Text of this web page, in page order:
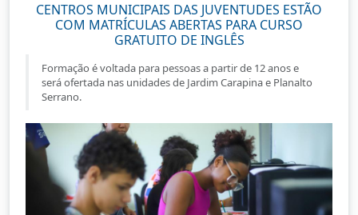
CENTROS MUNICIPAIS DAS JUVENTUDES ESTÃO
COM MATRÍCULAS ABERTAS PARA CURSO
GRATUITO DE INGLÊS
Formação é voltada para pessoas a partir de 12 anos e
será ofertada nas unidades de Jardim Carapina e Planalto
Serrano.